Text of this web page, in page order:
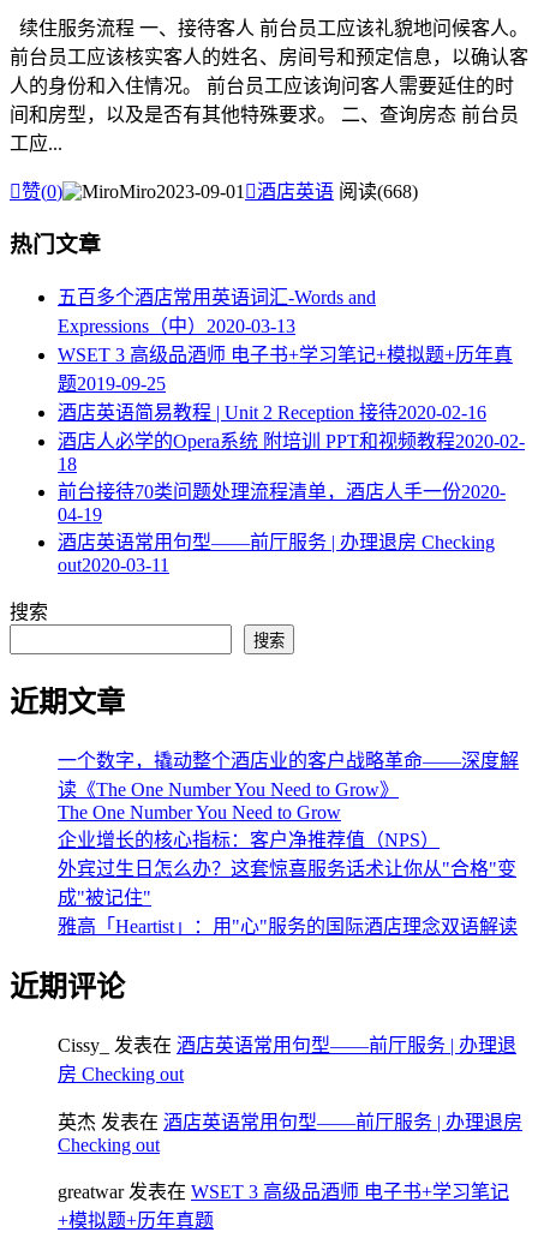
续住服务流程 一、接待客人 前台员工应该礼貌地问候客人。
前台员工应该核实客人的姓名、房间号和预定信息，以确认客
人的身份和入住情况。 前台员工应该询问客人需要延住的时
间和房型，以及是否有其他特殊要求。 二、查询房态 前台员
工应...
赞(0) Miro2023-09-01 酒店英语 阅读(668)
热门文章
五百多个酒店常用英语词汇-Words and
Expressions（中） 2020-03-13
WSET 3 高级品酒师 电子书+学习笔记+模拟题+历年真
题2019-09-25
酒店英语简易教程 | Unit 2 Reception 接待2020-02-16
酒店人必学的Opera系统 附培训 PPT和视频教程2020-02-
18
​前台接待70类问题处理流程清单，酒店人手一份2020-
04-19
酒店英语常用句型——前厅服务 | 办理退房 Checking
out2020-03-11
搜索
搜索
近期文章
一个数字，撬动整个酒店业的客户战略革命——深度解
读《The One Number You Need to Grow》
The One Number You Need to Grow
企业增长的核心指标：客户净推荐值（NPS）
外宾过生日怎么办？这套惊喜服务话术让你从"合格"变
成"被记住"
雅高「Heartist」：用"心"服务的国际酒店理念双语解读
近期评论
Cissy_ 发表在 酒店英语常用句型——前厅服务 | 办理退
房 Checking out
英杰 发表在 酒店英语常用句型——前厅服务 | 办理退房
Checking out
greatwar发表在 WSET 3 高级品酒师 电子书+学习笔记
+模拟题+历年真题